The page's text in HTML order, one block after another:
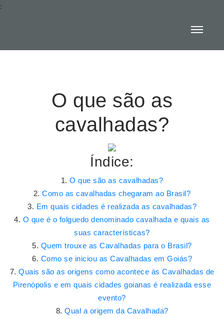
:
O que são as
cavalhadas?
Índice:
O que são as cavalhadas?
Como as cavalhadas chegaram ao Brasil?
Em quais cidades é realizada as cavalhadas?
O que é o folguedo denominado cavalhada e quais as
suas características?
Quem trouxe as Cavalhadas para o Brasil?
Como se iniciou as Cavalhadas em Goiás?
Quais são as origens como acontece às Cavalhadas de
Pirenópolis e em quais cidades goianas é realizada esse
evento?
Qual a origem da Cavalhada?